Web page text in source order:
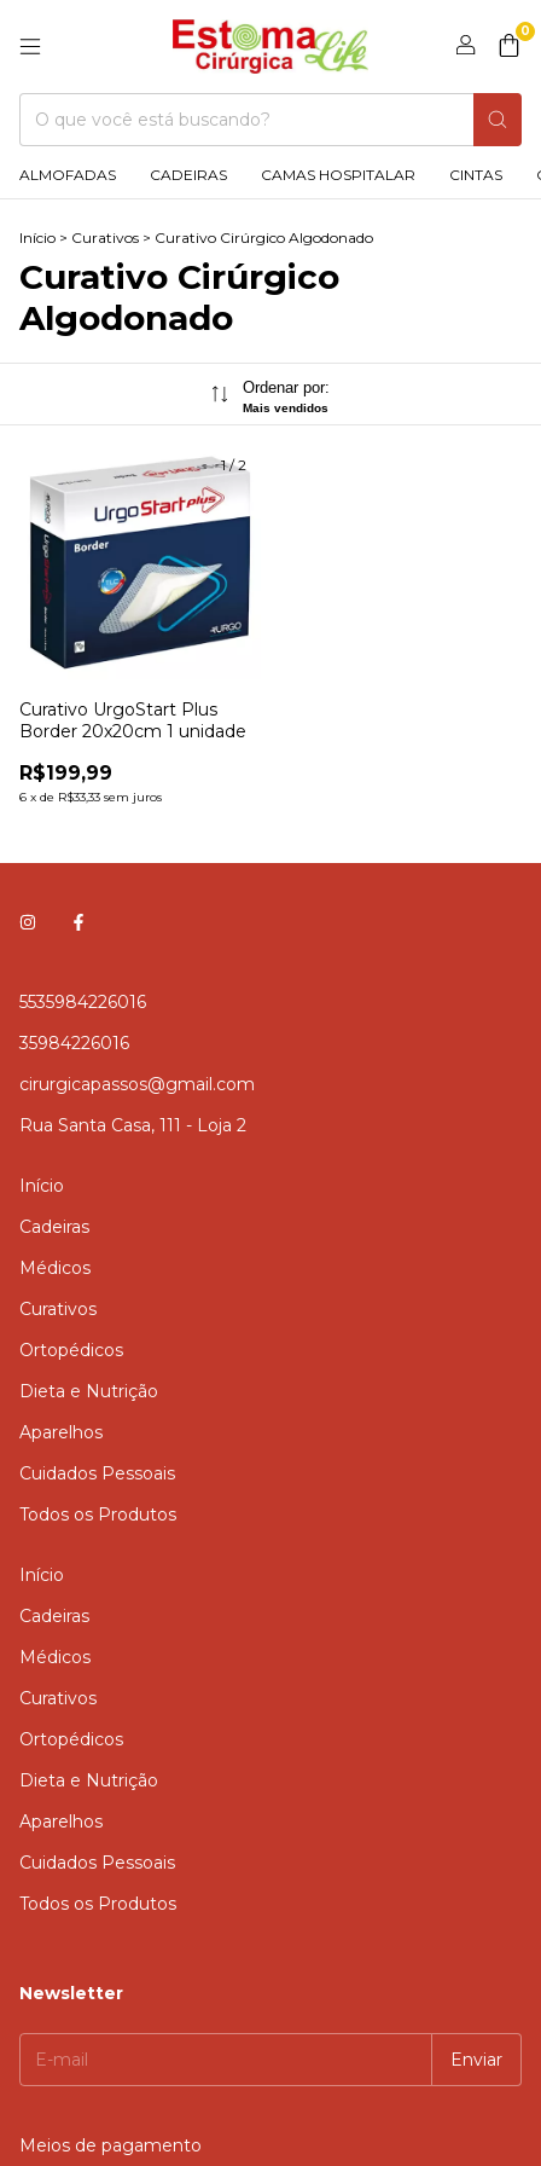
0
ALMOFADAS CADEIRAS CAMAS HOSPITALAR CINTAS
Início > Curativos > Curativo Cirúrgico Algodonado
Curativo Cirúrgico
Algodonado
Ordenar por:
Mais vendidos
1/2
Curativo UrgoStart Plus
Border 20x20cm 1 unidade
R$199,99
6 x de R$33,33 sem juros
5535984226016
35984226016
cirurgicapassos@gmail.com
Rua Santa Casa, 111 - Loja 2
Início
Cadeiras
Médicos
Curativos
Ortopédicos
Dieta e Nutrição
Aparelhos
Cuidados Pessoais
Todos os Produtos
Início
Cadeiras
Médicos
Curativos
Ortopédicos
Dieta e Nutrição
Aparelhos
Cuidados Pessoais
Todos os Produtos
Newsletter
Meios de pagamento